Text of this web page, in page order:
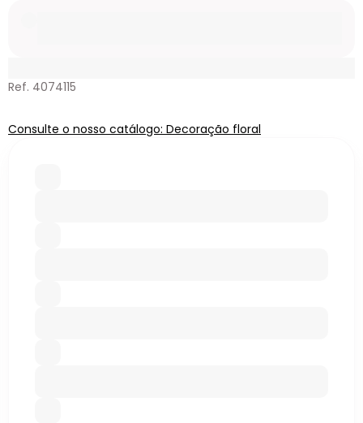
Ref. 4074115
Consulte o nosso catálogo: Decoração floral